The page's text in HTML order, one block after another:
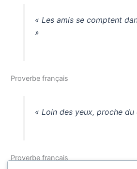
« Les amis se comptent
»
Proverbe français
« Loin des yeux, proche
Proverbe français